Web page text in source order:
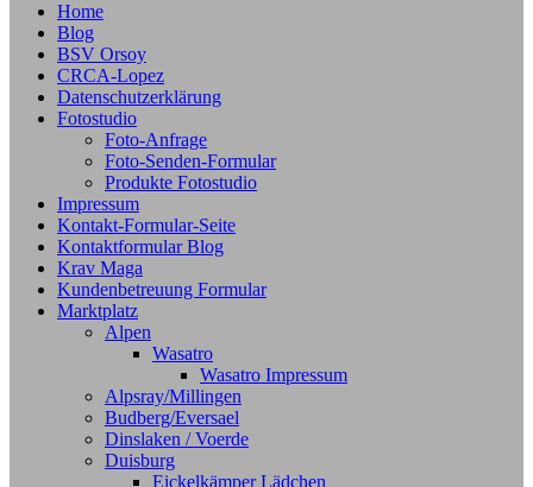
Home
Blog
BSV Orsoy
CRCA-Lopez
Datenschutzerklärung
Fotostudio
Foto-Anfrage
Foto-Senden-Formular
Produkte Fotostudio
Impressum
Kontakt-Formular-Seite
Kontaktformular Blog
Krav Maga
Kundenbetreuung Formular
Marktplatz
Alpen
Wasatro
Wasatro Impressum
Alpsray/Millingen
Budberg/Eversael
Dinslaken / Voerde
Duisburg
Eickelkämper Lädchen